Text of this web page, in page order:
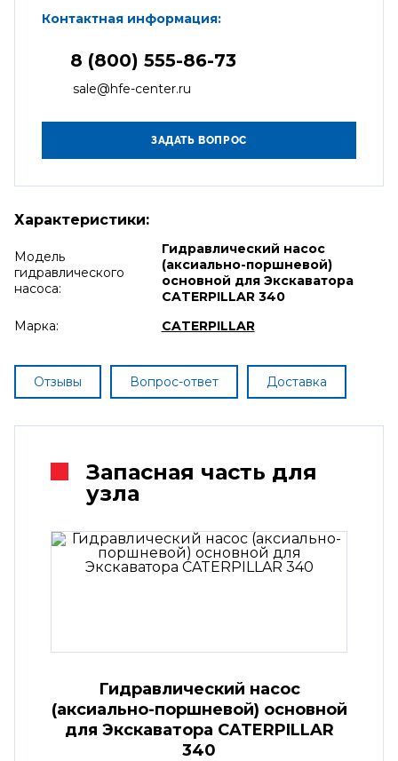
Контактная информация:
8 (800) 555-86-73
sale@hfe-center.ru
Характеристики:
Модель
гидравлического
насоса:
Гидравлический насос
(аксиально-поршневой)
основной для Экскаватора
CATERPILLAR 340
Марка:
CATERPILLAR
Отзывы Вопрос-ответ Доставка
Запасная часть для
узла
Гидравлический насос
(аксиально-поршневой) основной
для Экскаватора CATERPILLAR
340